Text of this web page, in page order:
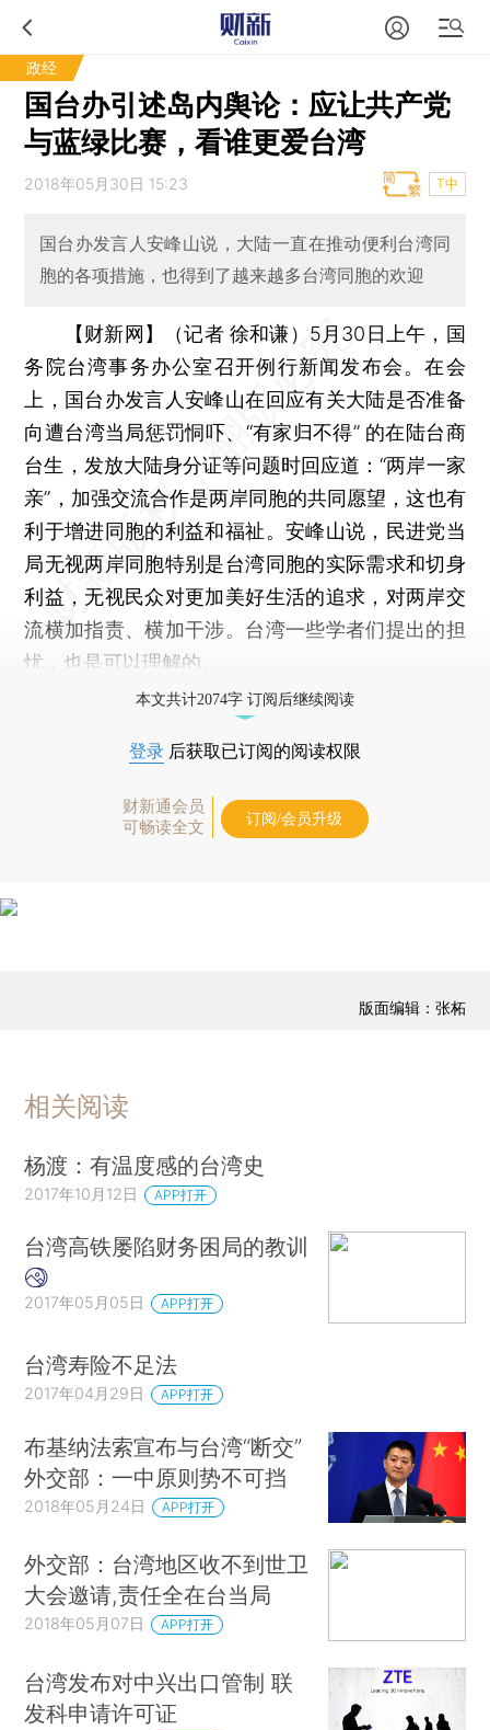
政经
国台办引述岛内舆论：应让共产党
与蓝绿比赛，看谁更爱台湾
2018年05月30日 15:23 T中
国台办发言人安峰山说，大陆一直在推动便利台湾同
胞的各项措施，也得到了越来越多台湾同胞的欢迎
【财新网】（记者 徐和谦） 5月30日上午，国
务院台湾事务办公室召开例行新闻发布会。在会
上，国台办发言人安峰山在回应有关大陆是否准备
向遭台湾当局惩罚恫吓、“有家归不得” 的在陆台商
台生，发放大陆身分证等问题时回应道：“两岸一家
亲”，加强交流合作是两岸同胞的共同愿望，这也有
利于增进同胞的利益和福祉。安峰山说，民进党当
局无视两岸同胞特别是台湾同胞的实际需求和切身
利益，无视民众对更加美好生活的追求，对两岸交
流横加指责、横加干涉。台湾一些学者们提出的担
忧，也是可以理解的。
本文共计2074字 订阅后继续阅读
登录 后获取已订阅的阅读权限
财新通会员
可畅读全文
订阅/会员升级
版面编辑：张柘
相关阅读
杨渡：有温度感的台湾史
2017年10月12日 APP打开
台湾高铁屡陷财务困局的教训
2017年05月05日 APP打开
台湾寿险不足法
2017年04月29日 APP打开
布基纳法索宣布与台湾“断交”
外交部：一中原则势不可挡
2018年05月24日 APP打开
外交部：台湾地区收不到世卫
大会邀请,责任全在台当局
2018年05月07日 APP打开
台湾发布对中兴出口管制 联
发科申请许可证